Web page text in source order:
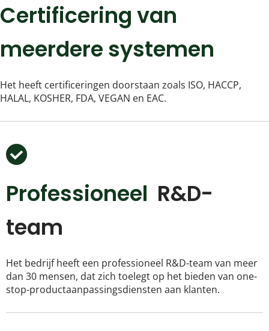
Certificering van
meerdere systemen
Het heeft certificeringen doorstaan ​​zoals ISO, HACCP,
HALAL, KOSHER, FDA, VEGAN en EAC.
Professioneel R&D-
team
Het bedrijf heeft een professioneel R&D-team van meer
dan 30 mensen, dat zich toelegt op het bieden van one-
stop-productaanpassingsdiensten aan klanten.